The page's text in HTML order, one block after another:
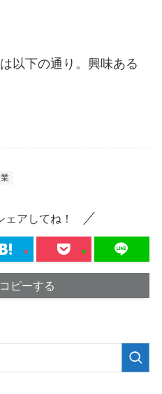
以下の通り。興味ある
ェアしてね！
ピーする